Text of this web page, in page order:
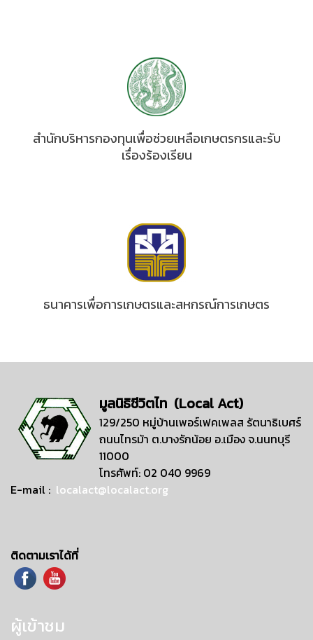
สำนักบริหารกองทุนเพื่อช่วยเหลือเกษตรกรและรับ
เรื่องร้องเรียน
ธนาคารเพื่อการเกษตรและสหกรณ์การเกษตร
มูลนิธิชีวิตไท (Local Act)
129/250 หมู่บ้านเพอร์เฟคเพลส รัตนาธิเบศร์
ถนนไทรม้า ต.บางรักน้อย อ.เมือง จ.นนทบุรี
11000
โทรศัพท์: 02 040 9969
E-mail : localact@localact.org
ติดตามเราได้ที่
ผู้เข้าชม